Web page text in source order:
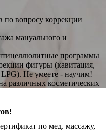
по вопросу коррекции
мануального и
программы
фигуры (кавитация,
Не умеете - научим!
различных косметических
по мед. массажу,